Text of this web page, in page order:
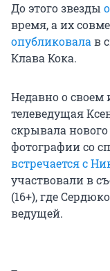
До этого звезды
время, а их
опубликовалав
Клава Кока.
Недавно о своем
телеведущая
скрывала
фотографии со
встречается с
участвовали в
(16+), где
ведущей.